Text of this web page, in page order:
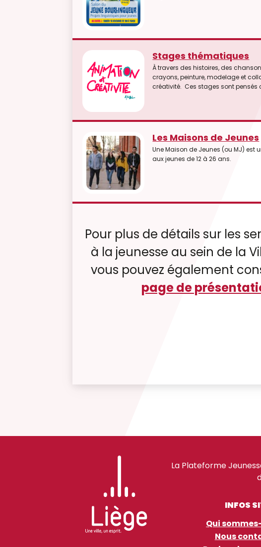
Stages thématiques
À travers des histoires, des
crayons, peinture, modelage et
créativité. Ces stages sont pensés comme des bulles de découverte : un temps pour rire, inventer, s’essayer à de nouvelles
Les Maisons de Jeunes
Une Maison de Jeunes (ou MJ)
aux jeunes de 12 à 26 ans.
Pour plus de détails sur les
à la jeunesse au sein de la
vous pouvez également
page de
La Plateforme
INFOS
Qui
Nous